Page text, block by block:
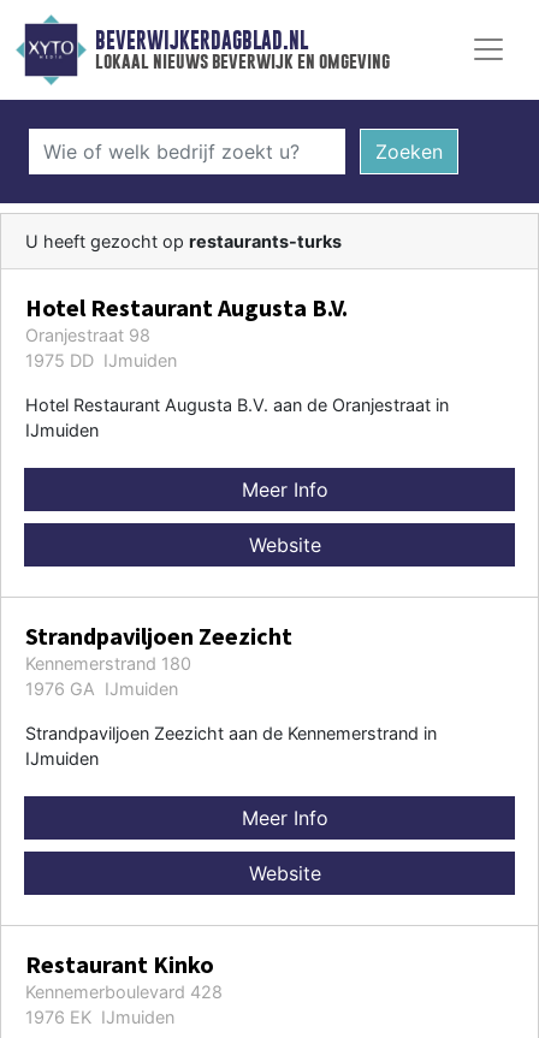
BEVERWIJKERDAGBLAD.NL
lokaal nieuws beverwijk en omgeving
Zoeken
U heeft gezocht op restaurants-turks
Hotel Restaurant Augusta B.V.
Oranjestraat 98
1975 DD IJmuiden
Hotel Restaurant Augusta B.V. aan de Oranjestraat in
IJmuiden
Meer Info
Website
Strandpaviljoen Zeezicht
Kennemerstrand 180
1976 GA IJmuiden
Strandpaviljoen Zeezicht aan de Kennemerstrand in
IJmuiden
Meer Info
Website
Restaurant Kinko
Kennemerboulevard 428
1976 EK IJmuiden